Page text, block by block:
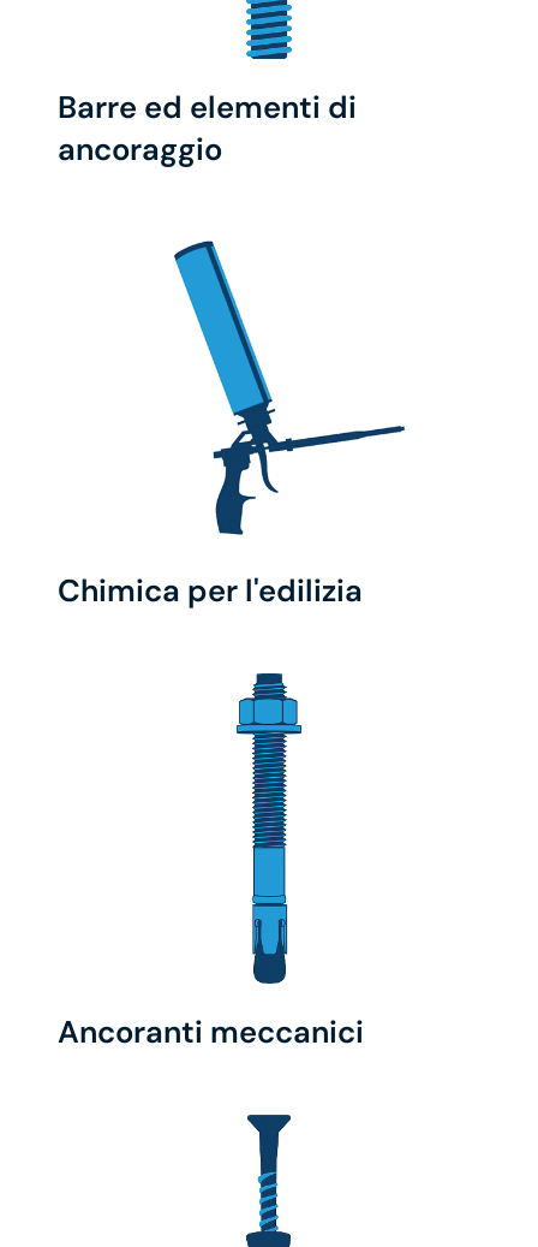
Barre ed elementi di
ancoraggio
Chimica per l'edilizia
Ancoranti meccanici